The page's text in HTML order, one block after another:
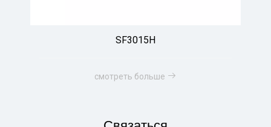
SF3015H
смотреть больше